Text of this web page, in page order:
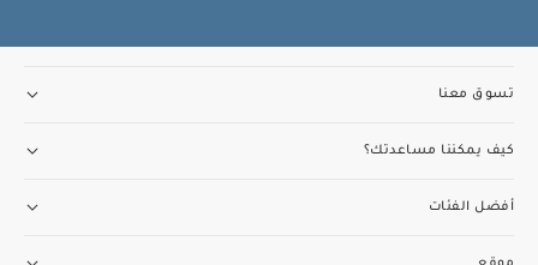
تسوق معنا
كيف يمكننا مساعدتك؟
أفضل الفئات